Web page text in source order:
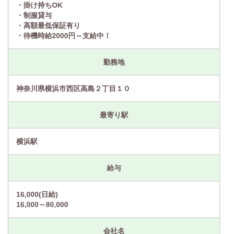
・掛け持ちOK
・制服貸与
・高額最低保証有り
・待機時給2000円～支給中！
勤務地
神奈川県横浜市西区高島２丁目１０
最寄り駅
横浜駅
給与
16,000(日給)
16,000～80,000
会社名